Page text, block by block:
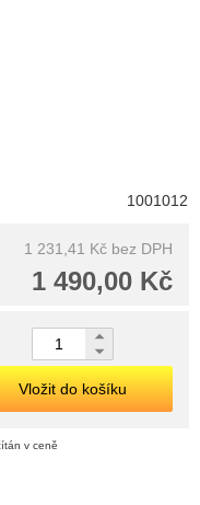
1001012
1 231,41 Kč bez DPH
1 490,00 Kč
Vložit do košíku
v ceně